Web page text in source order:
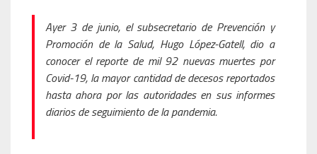
Ayer 3 de junio, el subsecretario de Prevención y
Promoción de la Salud, Hugo López-Gatell, dio a
conocer el reporte de mil 92 nuevas muertes por
Covid-19, la mayor cantidad de decesos reportados
hasta ahora por las autoridades en sus informes
diarios de seguimiento de la pandemia.